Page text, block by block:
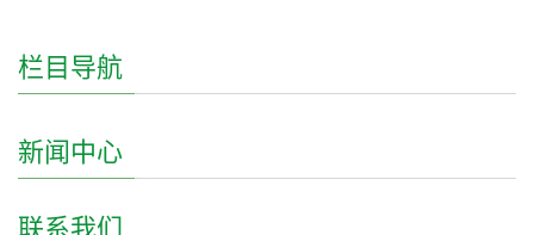
栏目导航
新闻中心
联系我们